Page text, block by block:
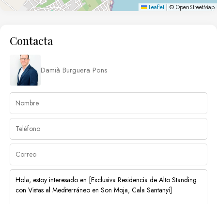
Leaflet © OpenStreetMap
Contacta
Damià Burguera Pons